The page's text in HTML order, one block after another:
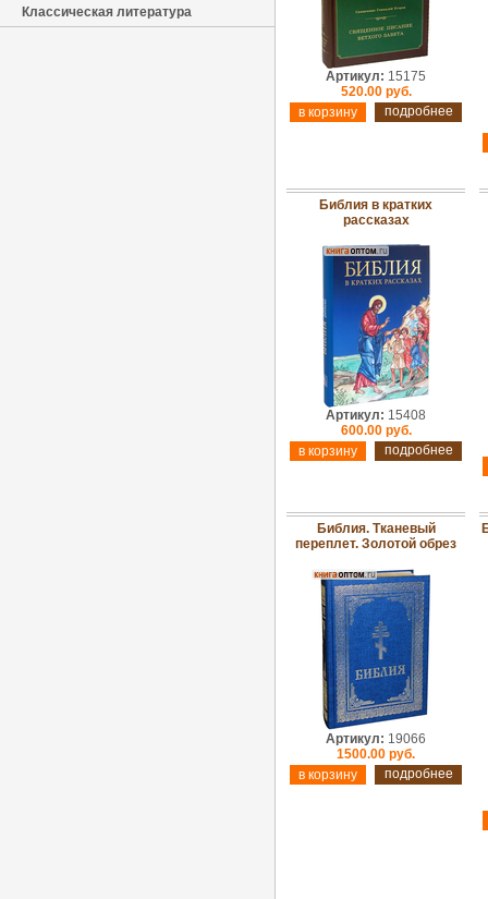
Классическая литература
Артикул: 15175
520.00 руб.
подробнее
Библия в кратких
рассказах
Артикул: 15408
600.00 руб.
подробнее
Библия. Тканевый
переплет. Золотой обрез
Артикул: 19066
1500.00 руб.
подробнее